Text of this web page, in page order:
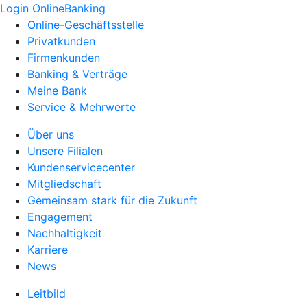
Login OnlineBanking
Online-Geschäftsstelle
Privatkunden
Firmenkunden
Banking & Verträge
Meine Bank
Service & Mehrwerte
Über uns
Unsere Filialen
Kundenservicecenter
Mitgliedschaft
Gemeinsam stark für die Zukunft
Engagement
Nachhaltigkeit
Karriere
News
Leitbild